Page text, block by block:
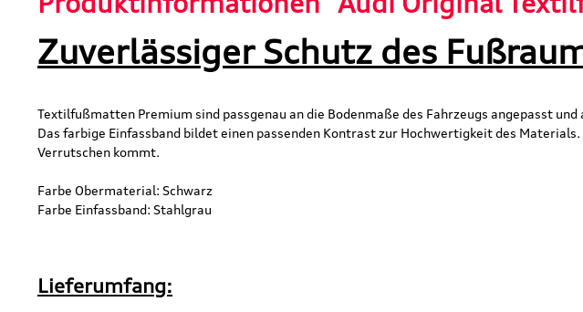
Zuverlässiger Schutz des
Textilfußmatten Premium sind passgenau an die Bodenmaße des Fahrzeugs angepasst
Das farbige Einfassband bildet einen passenden Kontrast zur Hochwertigkeit des
Verrutschen kommt.
Farbe Obermaterial: Schwarz
Farbe Einfassband: Stahlgrau
Lieferumfang: